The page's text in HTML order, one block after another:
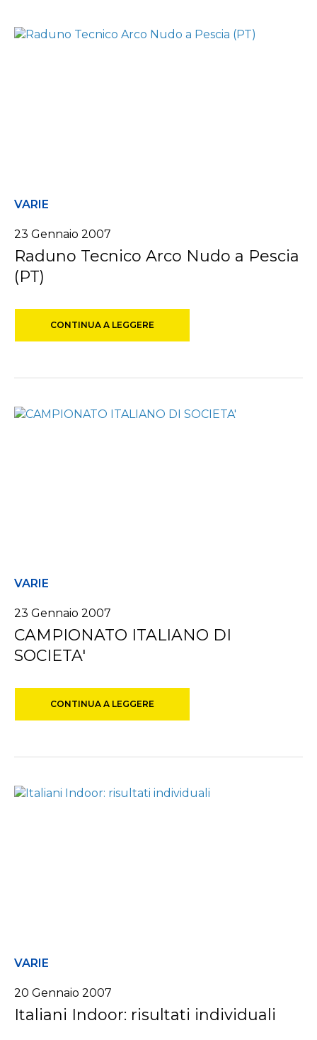
VARIE
23 Gennaio 2007
Raduno Tecnico Arco Nudo a Pescia
(PT)
CONTINUA A LEGGERE
VARIE
23 Gennaio 2007
CAMPIONATO ITALIANO DI
SOCIETA'
CONTINUA A LEGGERE
VARIE
20 Gennaio 2007
Italiani Indoor: risultati individuali